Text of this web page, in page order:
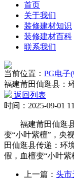
首页
关于我们
装修建材知识
装修建材百科
联系我们
当前位置： PG电子
福建莆田仙逛县：
返回列表
时间：2025-09-01
福建莆田仙逛县
变“小叶紫檀”，央
田仙逛县传递：环
假，血檀变“小叶紫
上一篇： 头市